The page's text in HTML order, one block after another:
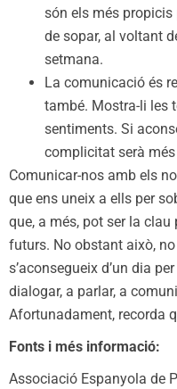
són els més propicis
de sopar, al voltant
setmana.
La comunicació és
també. Mostra-li les
sentiments. Si
complicitat serà més
Comunicar-nos amb els
que ens uneix a ells per
que, a més, pot ser la
futurs. No obstant això,
s’aconsegueix d’un dia
dialogar, a parlar, a
Afortunadament, recorda
Fonts i més informació:
Associació Espanyola de